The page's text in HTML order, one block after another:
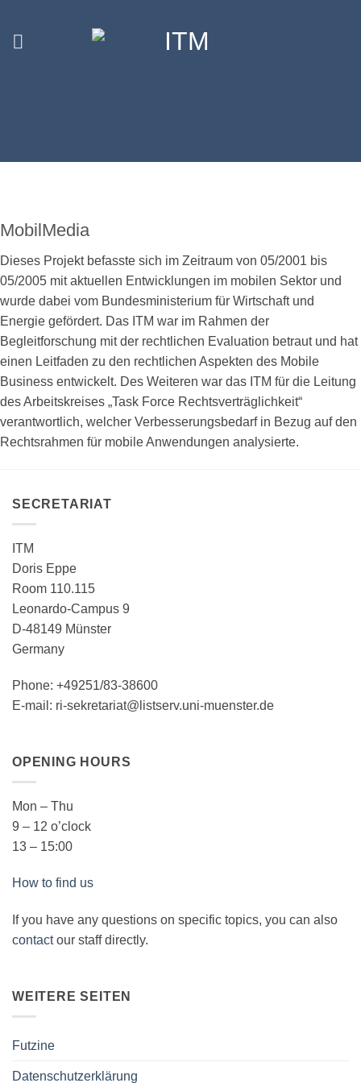
content
MobilMedia
Dieses Projekt befasste sich im Zeitraum von 05/2001 bis
05/2005 mit aktuellen Entwicklungen im mobilen Sektor und
wurde dabei vom Bundesministerium für Wirtschaft und
Energie gefördert. Das ITM war im Rahmen der
Begleitforschung mit der rechtlichen Evaluation betraut und hat
einen Leitfaden zu den rechtlichen Aspekten des Mobile
Business entwickelt. Des Weiteren war das ITM für die Leitung
des Arbeitskreises „Task Force Rechtsverträglichkeit“
verantwortlich, welcher Verbesserungsbedarf in Bezug auf den
Rechtsrahmen für mobile Anwendungen analysierte.
SECRETARIAT
ITM
Doris Eppe
Room 110.115
Leonardo-Campus 9
D-48149 Münster
Germany
Phone: +49251/83-38600
E-mail: ri-sekretariat@listserv.uni-muenster.de
OPENING HOURS
Mon – Thu
9 – 12 o’clock
13 – 15:00
How to find us
If you have any questions on specific topics, you can also
contactour staff directly.
WEITERE SEITEN
Futzine
Datenschutzerklärung